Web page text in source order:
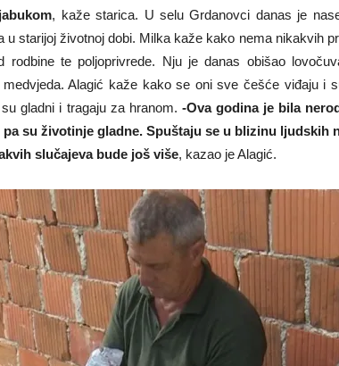
, kaže starica. U selu Grdanovci danas je
u starijoj životnoj dobi. Milka kaže kako nema nikakvih
rodbine te poljoprivrede. Nju je danas obišao
medvjeda. Alagić kaže kako se oni sve češće viđaju i
gladni i tragaju za hranom. -Ova godina je bila
pa su životinje gladne. Spuštaju se u blizinu ljudskih
slučajeva bude još više, kazao je Alagić.